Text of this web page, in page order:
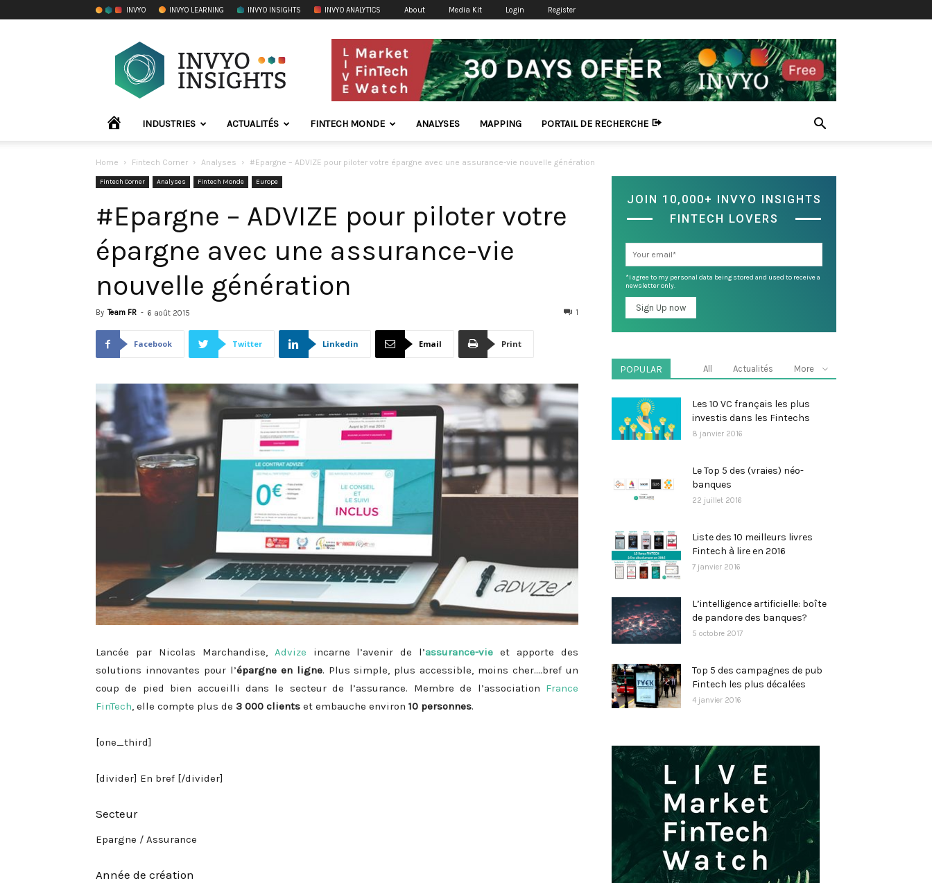
INVYO INVYO LEARNING INVYO INSIGHTS INVYO ANALYTICS About Media Kit Login Register
INVYO
Insights
France
ACCUEIL INDUSTRIES ACTUALITÉS FINTECH MONDE ANALYSES MAPPING PORTAIL DE RECHERCHE
Home Fintech Corner Analyses #Epargne – ADVIZE pour piloter votre épargne avec une assurance-vie nouvelle génération
Fintech Corner Analyses Fintech Monde Europe
#Epargne – ADVIZE pour piloter votre
épargne avec une assurance-vie
nouvelle génération
By Team FR - 6 août 2015 1
Facebook Twitter Linkedin Email Print
Lancée par Nicolas Marchandise, Advize incarne l’avenir de l’assurance-vie et apporte des
solutions innovantes pour l’épargne en ligne. Plus simple, plus accessible, moins cher….bref un
coup de pied bien accueilli dans le secteur de l’assurance. Membre de l’association France
FinTech, elle compte plus de 3 000 clients et embauche environ 10 personnes.
[one_third]
[divider] En bref [/divider]
Secteur
Epargne / Assurance
Année de création
JOIN 10,000+ INVYO INSIGHTS
FINTECH LOVERS
*I agree to my personal data being stored and used to receive a
newsletter only.
POPULAR All Actualités More
Les 10 VC français les plus
investis dans les Fintechs
8 janvier 2016
Le Top 5 des (vraies) néo-
banques
22 juillet 2016
Liste des 10 meilleurs livres
Fintech à lire en 2016
7 janvier 2016
L’intelligence artificielle: boîte
de pandore des banques?
5 octobre 2017
Top 5 des campagnes de pub
Fintech les plus décalées
4 janvier 2016